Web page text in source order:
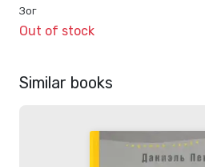
Зог
Out of stock
Similar books